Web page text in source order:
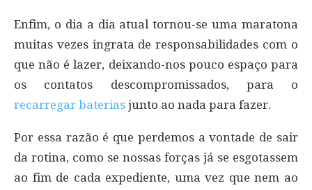
Enfim, o dia a dia atual tornou-se uma maratona
muitas vezes ingrata de responsabilidades com o
que não é lazer, deixando-nos pouco espaço para
os contatos descompromissados, para o
recarregar baterias junto ao nada para fazer.
Por essa razão é que perdemos a vontade de sair
da rotina, como se nossas forças já se esgotassem
ao fim de cada expediente, uma vez que nem ao